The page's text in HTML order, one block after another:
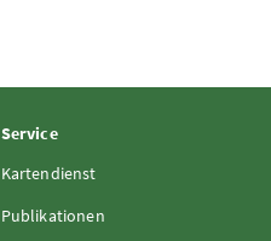
Service
Kartendienst
Publikationen